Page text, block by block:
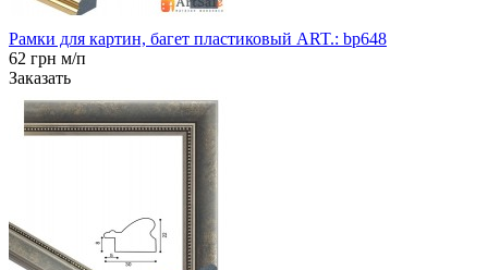
Рамки для картин, багет пластиковый ART.: bp648
62 грн м/п
Заказать